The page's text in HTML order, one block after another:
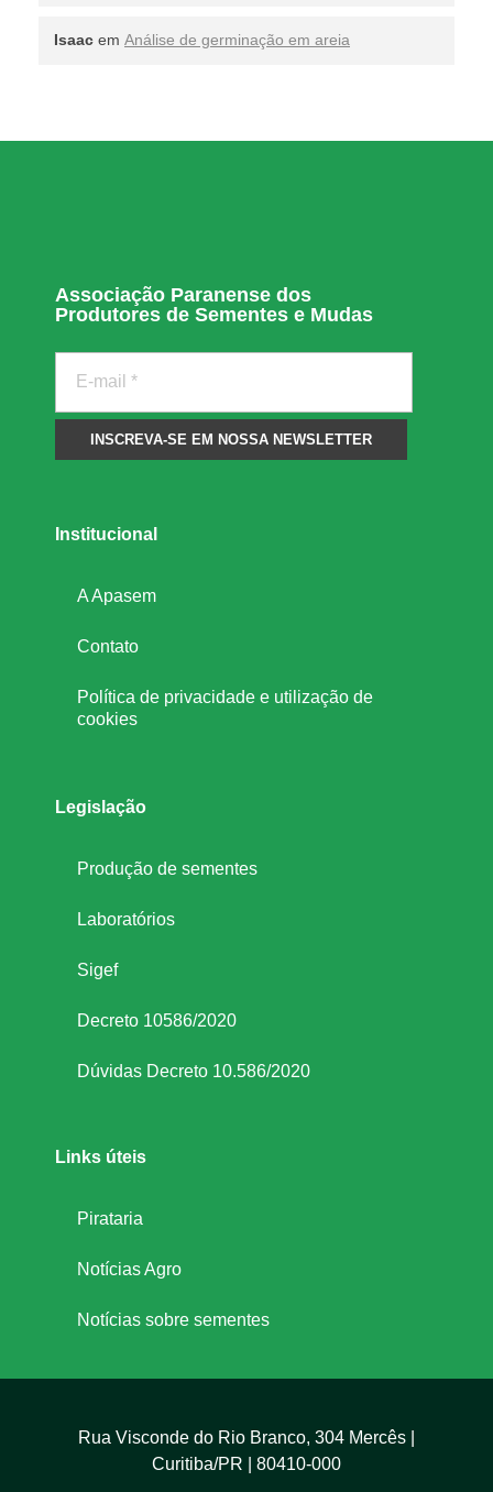
Isaac em Análise de germinação em areia
Associação Paranense dos
Produtores de Sementes e Mudas
Institucional
A Apasem
Contato
Política de privacidade e utilização de
cookies
Legislação
Produção de sementes
Laboratórios
Sigef
Decreto 10586/2020
Dúvidas Decreto 10.586/2020
Links úteis
Pirataria
Notícias Agro
Notícias sobre sementes
Rua Visconde do Rio Branco, 304 Mercês |
Curitiba/PR | 80410-000